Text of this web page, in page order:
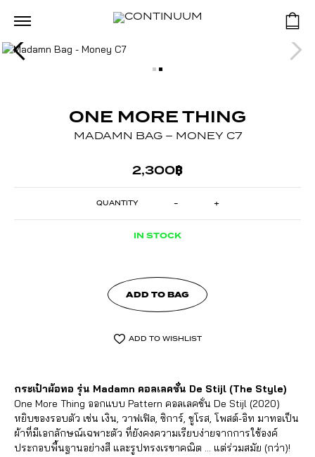
ONE MORE THING
MADAMN BAG – MONEY C7
2,300฿
MADAMN
-
- +
IN STOCK
ADD TO BAG
ADD TO WISHLIST
กระเป๋าผ้อทอ รุ่น Madamn คอลเลคชั่น De Stijl (The Style)
One More Thing ออกแบบ Pattern คอลเลคชั่น De Stijl (2020)
หยิบของรอบตัว เช่น เงิน, วาฟเฟิล, ซิการ์, ชูโรส, โพสต์-อิท มาทอเป็น
ผ้าที่มีเอกลักษณ์เฉพาะตัว ที่ยังคงความเรียบง่ายจากการใช้องค์
ประกอบพื้นฐานอย่างสี และรูปทรงเรขาคณิต … แต่ร่วมสมัย (กว่า)!